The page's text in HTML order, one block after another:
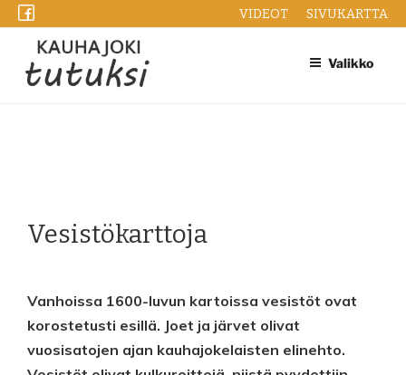
Siirry
sisältöön
VIDEOT SIVUKARTTA
Valikko
Vesistökarttoja
Vanhoissa 1600-luvun kartoissa vesistöt ovat
korostetusti esillä. Joet ja järvet olivat
vuosisatojen ajan kauhajokelaisten elinehto.